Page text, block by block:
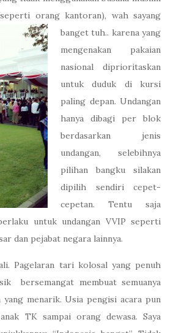
orang kantoran), wah sayang
banget tuh.. karena yang
mengenakan pakaian
nasional diprioritaskan
untuk duduk di kursi
paling depan. Undangan
hanya dibagi per blok
berdasarkan jenis
undangan, selebihnya
pilihan bangku silakan
dipilih sendiri cepet-
cepetan. Tentu saja
untuk undangan VVIP seperti
dan pejabat negara lainnya.
Pagelaran tari kolosal yang penuh
bersemangat membuat semuanya
menarik. Usia pengisi acara pun
TK sampai orang dewasa. Saya